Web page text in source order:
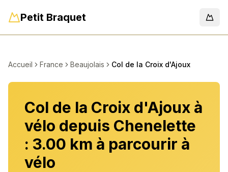
Petit Braquet
Accueil France Beaujolais Col de la Croix d'Ajoux
Col de la Croix d'Ajoux à
vélo depuis Chenelette
: 3.00 km à parcourir à
vélo